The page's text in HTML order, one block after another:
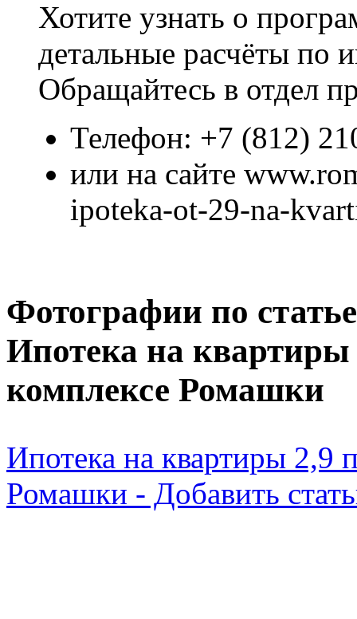
Хотите узнать о
детальные расчёты по
Обращайтесь в отдел
Телефон: +7 (812)
или на сайте
ipoteka-ot-29-na-
Фотографии по
Ипотека на
комплексе Ромашки
Ипотека на квартиры 2,9
Ромашки - Добавить